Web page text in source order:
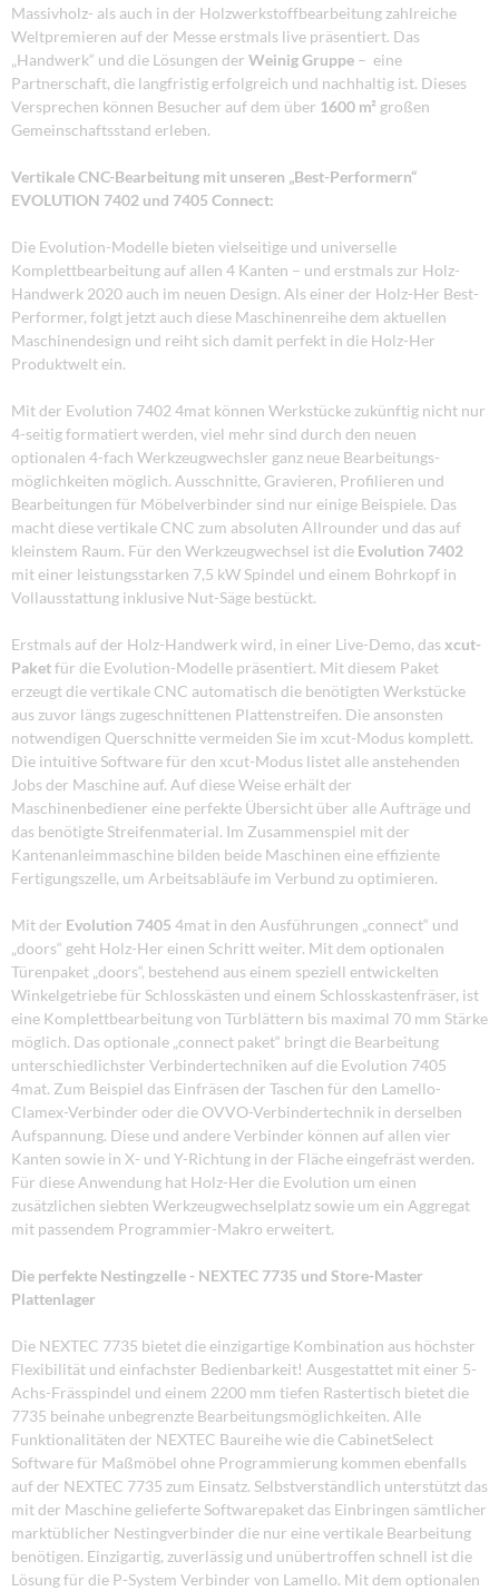
Massivholz- als auch in der Holzwerkstoffbearbeitung zahlreiche
Weltpremieren auf der Messe erstmals live präsentiert. Das
„Handwerk“ und die Lösungen der Weinig Gruppe – eine
Partnerschaft, die langfristig erfolgreich und nachhaltig ist. Dieses
Versprechen können Besucher auf dem über 1600 m² großen
Gemeinschaftsstand erleben.
Vertikale CNC-Bearbeitung mit unseren „Best-Performern“
EVOLUTION 7402 und 7405 Connect:
Die Evolution-Modelle bieten vielseitige und universelle
Komplettbearbeitung auf allen 4 Kanten – und erstmals zur Holz-
Handwerk 2020 auch im neuen Design. Als einer der Holz-Her Best-
Performer, folgt jetzt auch diese Maschinenreihe dem aktuellen
Maschinendesign und reiht sich damit perfekt in die Holz-Her
Produktwelt ein.
Mit der Evolution 7402 4mat können Werkstücke zukünftig nicht nur
4-seitig formatiert werden, viel mehr sind durch den neuen
optionalen 4-fach Werkzeugwechsler ganz neue Bearbeitungs-
möglichkeiten möglich. Ausschnitte, Gravieren, Profilieren und
Bearbeitungen für Möbelverbinder sind nur einige Beispiele. Das
macht diese vertikale CNC zum absoluten Allrounder und das auf
kleinstem Raum. Für den Werkzeugwechsel ist die Evolution 7402
mit einer leistungsstarken 7,5 kW Spindel und einem Bohrkopf in
Vollausstattung inklusive Nut-Säge bestückt.
Erstmals auf der Holz-Handwerk wird, in einer Live-Demo, dasxcut-
Paketfür die Evolution-Modelle präsentiert. Mit diesem Paket
erzeugt die vertikale CNC automatisch die benötigten Werkstücke
aus zuvor längs zugeschnittenen Plattenstreifen. Die ansonsten
notwendigen Querschnitte vermeiden Sie im xcut-Modus komplett.
Die intuitive Software für den xcut-Modus listet alle anstehenden
Jobs der Maschine auf. Auf diese Weise erhält der
Maschinenbediener eine perfekte Übersicht über alle Aufträge und
das benötigte Streifenmaterial. Im Zusammenspiel mit der
Kantenanleimmaschine bilden beide Maschinen eine effiziente
Fertigungszelle, um Arbeitsabläufe im Verbund zu optimieren.
Mit der Evolution 7405 4mat in den Ausführungen „connect“ und
„doors“ geht Holz-Her einen Schritt weiter. Mit dem optionalen
Türenpaket „doors“, bestehend aus einem speziell entwickelten
Winkelgetriebe für Schlosskästen und einem Schlosskastenfräser, ist
eine Komplettbearbeitung von Türblättern bis maximal 70 mm Stärke
möglich. Das optionale „connect paket“ bringt die Bearbeitung
unterschiedlichster Verbindertechniken auf die Evolution 7405
4mat. Zum Beispiel das Einfräsen der Taschen für den Lamello-
Clamex-Verbinder oder die OVVO-Verbindertechnik in derselben
Aufspannung. Diese und andere Verbinder können auf allen vier
Kanten sowie in X- und Y-Richtung in der Fläche eingefräst werden.
Für diese Anwendung hat Holz-Her die Evolution um einen
zusätzlichen siebten Werkzeugwechselplatz sowie um ein Aggregat
mit passendem Programmier-Makro erweitert.
Die perfekte Nestingzelle - NEXTEC 7735 und Store-Master
Plattenlager
Die NEXTEC 7735 bietet die einzigartige Kombination aus höchster
Flexibilität und einfachster Bedienbarkeit! Ausgestattet mit einer 5-
Achs-Frässpindel und einem 2200 mm tiefen Rastertisch bietet die
7735 beinahe unbegrenzte Bearbeitungsmöglichkeiten. Alle
Funktionalitäten der NEXTEC Baureihe wie die CabinetSelect
Software für Maßmöbel ohne Programmierung kommen ebenfalls
auf der NEXTEC 7735 zum Einsatz. Selbstverständlich unterstützt das
mit der Maschine gelieferte Softwarepaket das Einbringen sämtlicher
marktüblicher Nestingverbinder die nur eine vertikale Bearbeitung
benötigen. Einzigartig, zuverlässig und unübertroffen schnell ist die
Lösung für die P-System Verbinder von Lamello. Mit dem optionalen